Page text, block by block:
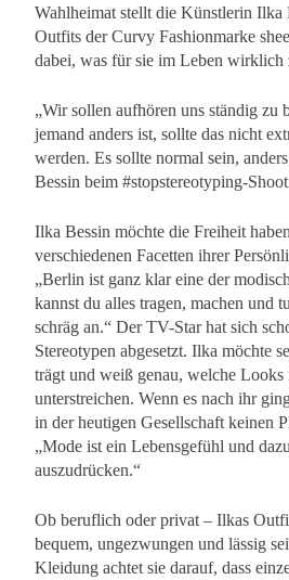
Wahlheimat stellt die Künstlerin
Outfits der Curvy Fashionmarke
dabei, was für sie im Leben wirklich
„Wir sollen aufhören uns ständig zu
jemand anders ist, sollte das nicht
werden. Es sollte normal sein,
Bessin beim #stopstereotyping-
Ilka Bessin möchte die Freiheit
verschiedenen Facetten ihrer
„Berlin ist ganz klar eine der
kannst du alles tragen, machen und
schräg an.“ Der TV-Star hat sich
Stereotypen abgesetzt. Ilka möchte
trägt und weiß genau, welche
unterstreichen. Wenn es nach ihr
in der heutigen Gesellschaft keinen
„Mode ist ein Lebensgefühl und
auszudrücken.“
Ob beruflich oder privat – Ilkas
bequem, ungezwungen und lässig
Kleidung achtet sie darauf, dass